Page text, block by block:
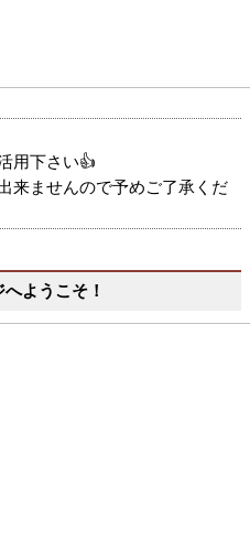
用下さい👍
来ませんので予めご了承くだ
ようこそ！